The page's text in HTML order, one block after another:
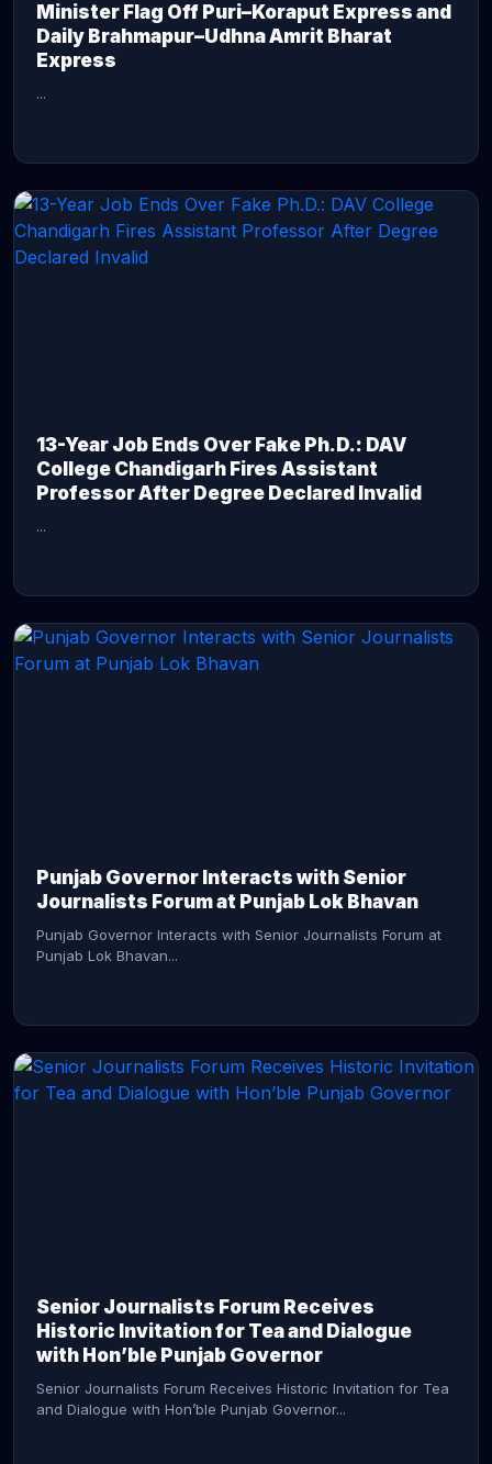
Minister Flag Off Puri–Koraput Express and
Daily Brahmapur–Udhna Amrit Bharat
Express
...
13-Year Job Ends Over Fake Ph.D.: DAV
College Chandigarh Fires Assistant
Professor After Degree Declared Invalid
...
Punjab Governor Interacts with Senior
Journalists Forum at Punjab Lok Bhavan
Punjab Governor Interacts with Senior Journalists Forum at
Punjab Lok Bhavan...
Senior Journalists Forum Receives
Historic Invitation for Tea and Dialogue
with Hon’ble Punjab Governor
Senior Journalists Forum Receives Historic Invitation for Tea
and Dialogue with Hon’ble Punjab Governor...